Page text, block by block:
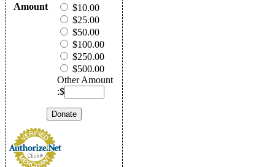
Amount
$10.00
$25.00
$50.00
$100.00
$250.00
$500.00
Other Amount
:$